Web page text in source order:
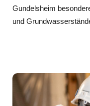
Gundelsheim
und